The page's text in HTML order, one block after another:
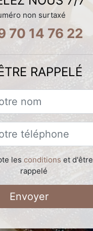
non surtaxé
70 14 76 22
RAPPELÉ
les conditions et d'être
rappelé
Envoyer